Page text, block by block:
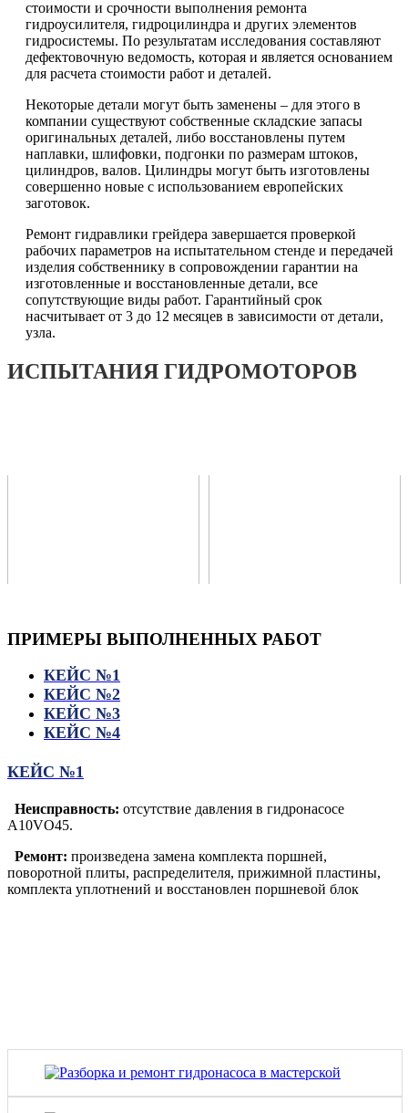
стоимости и срочности выполнения ремонта
гидроусилителя, гидроцилиндра и других элементов
гидросистемы. По результатам исследования составляют
дефектовочную ведомость, которая и является основанием
для расчета стоимости работ и деталей.
Некоторые детали могут быть заменены – для этого в
компании существуют собственные складские запасы
оригинальных деталей, либо восстановлены путем
наплавки, шлифовки, подгонки по размерам штоков,
цилиндров, валов. Цилиндры могут быть изготовлены
совершенно новые с использованием европейских
заготовок.
Ремонт гидравлики грейдера завершается проверкой
рабочих параметров на испытательном стенде и передачей
изделия собственнику в сопровождении гарантии на
изготовленные и восстановленные детали, все
сопутствующие виды работ. Гарантийный срок
насчитывает от 3 до 12 месяцев в зависимости от детали,
узла.
ИСПЫТАНИЯ ГИДРОМОТОРОВ
ПРИМЕРЫ ВЫПОЛНЕННЫХ РАБОТ
КЕЙС №1
КЕЙС №2
КЕЙС №3
КЕЙС №4
КЕЙС №1
Неисправность: отсутствие давления в гидронасосе
A10VO45.
Ремонт: произведена замена комплекта поршней,
поворотной плиты, распределителя, прижимной пластины,
комплекта уплотнений и восстановлен поршневой блок